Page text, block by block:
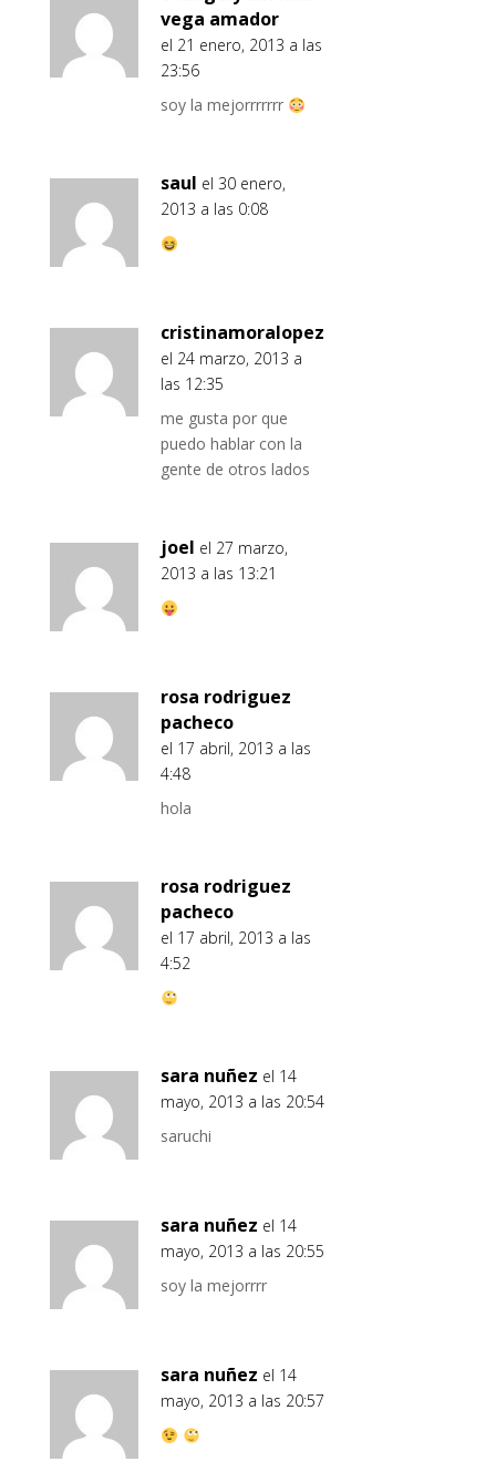
vega amador
el 21 enero, 2013 a las
23:56
soy la mejorrrrrrr
saul el 30 enero,
2013 a las 0:08
cristinamoralopez
el 24 marzo, 2013 a
las 12:35
me gusta por que
puedo hablar con la
gente de otros lados
joel el 27 marzo,
2013 a las 13:21
rosa rodriguez
pacheco
el 17 abril, 2013 a las
4:48
hola
rosa rodriguez
pacheco
el 17 abril, 2013 a las
4:52
sara nuñez el 14
mayo, 2013 a las 20:54
saruchi
sara nuñez el 14
mayo, 2013 a las 20:55
soy la mejorrrr
sara nuñez el 14
mayo, 2013 a las 20:57